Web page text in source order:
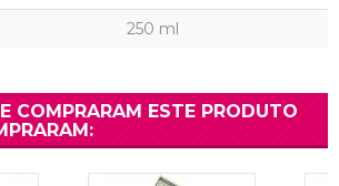
250 ml
COMPRARAM ESTE PRODUTO